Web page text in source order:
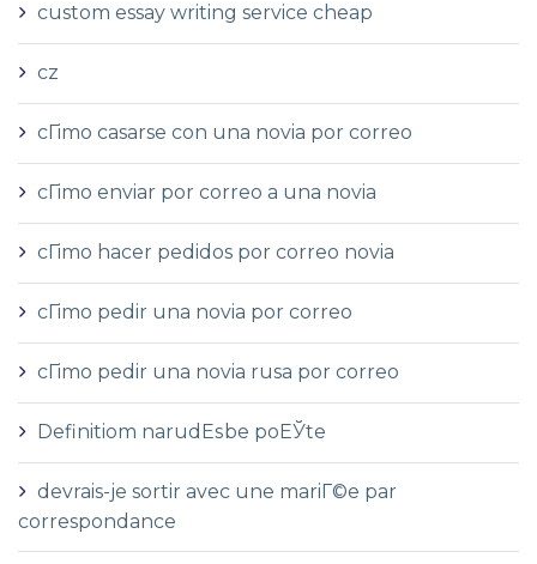
custom essay writing service cheap
cz
cГіmo casarse con una novia por correo
cГіmo enviar por correo a una novia
cГіmo hacer pedidos por correo novia
cГіmo pedir una novia por correo
cГіmo pedir una novia rusa por correo
Definitiom narudЕѕbe poЕЎte
devrais-je sortir avec une mariГ©e par
correspondance